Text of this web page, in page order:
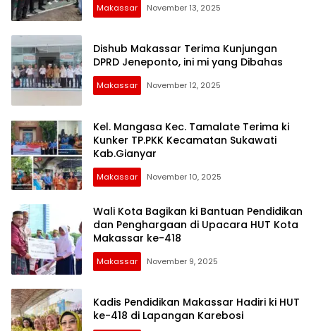
Makassar November 13, 2025
Dishub Makassar Terima Kunjungan
DPRD Jeneponto, ini mi yang Dibahas
Makassar November 12, 2025
Kel. Mangasa Kec. Tamalate Terima ki
Kunker TP.PKK Kecamatan Sukawati
Kab.Gianyar
Makassar November 10, 2025
Wali Kota Bagikan ki Bantuan Pendidikan
dan Penghargaan di Upacara HUT Kota
Makassar ke-418
Makassar November 9, 2025
Kadis Pendidikan Makassar Hadiri ki HUT
ke-418 di Lapangan Karebosi